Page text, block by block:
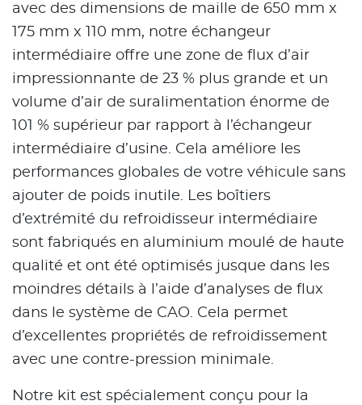
avec des dimensions de maille de 650 mm x
175 mm x 110 mm, notre échangeur
intermédiaire offre une zone de flux d’air
impressionnante de 23 % plus grande et un
volume d’air de suralimentation énorme de
101 % supérieur par rapport à l’échangeur
intermédiaire d’usine. Cela améliore les
performances globales de votre véhicule sans
ajouter de poids inutile. Les boîtiers
d’extrémité du refroidisseur intermédiaire
sont fabriqués en aluminium moulé de haute
qualité et ont été optimisés jusque dans les
moindres détails à l’aide d’analyses de flux
dans le système de CAO. Cela permet
d’excellentes propriétés de refroidissement
avec une contre-pression minimale.
Notre kit est spécialement conçu pour la